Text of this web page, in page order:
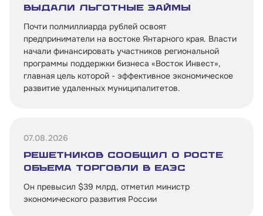
Блог
Контакты
Соцсети
8 800 100-11-00
Время работы:
по будням с 10:00 до 19:00
Почтовый адрес:
выдали льготные займы
Почти полмиллиарда рублей освоят
предприниматели на востоке Янтарного края. Власти
начали финансировать участников региональной
программы поддержки бизнеса «Восток Инвест»,
главная цель которой - эффективное экономическое
развитие удаленных муниципалитетов.
07.08.2026
Решетников сообщил о росте
объема торговли в ЕАЭС
Он превысил $39 млрд, отметил министр
экономического развития России